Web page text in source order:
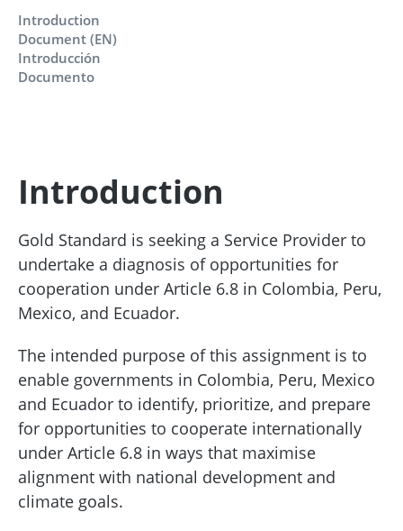
Introduction
Document (EN)
Introducción
Documento
Introduction
Gold Standard is seeking a Service Provider to
undertake a diagnosis of opportunities for
cooperation under Article 6.8 in Colombia, Peru,
Mexico, and Ecuador.
The intended purpose of this assignment is to
enable governments in Colombia, Peru, Mexico
and Ecuador to identify, prioritize, and prepare
for opportunities to cooperate internationally
under Article 6.8 in ways that maximise
alignment with national development and
climate goals.